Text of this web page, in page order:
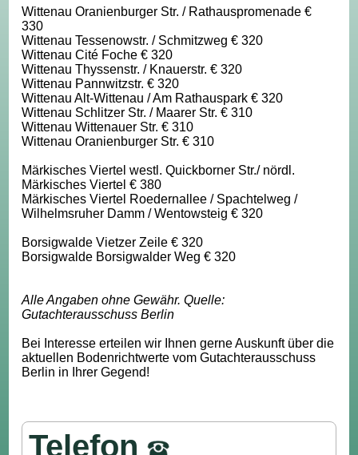
Wittenau Oranienburger Str. / Rathauspromenade €
330
Wittenau Tessenowstr. / Schmitzweg € 320
Wittenau Cité Foche € 320
Wittenau Thyssenstr. / Knauerstr. € 320
Wittenau Pannwitzstr. € 320
Wittenau Alt-Wittenau / Am Rathauspark € 320
Wittenau Schlitzer Str. / Maarer Str. € 310
Wittenau Wittenauer Str. € 310
Wittenau Oranienburger Str. € 310
Märkisches Viertel westl. Quickborner Str./ nördl.
Märkisches Viertel € 380
Märkisches Viertel Roedernallee / Spachtelweg /
Wilhelmsruher Damm / Wentowsteig € 320
Borsigwalde Vietzer Zeile € 320
Borsigwalde Borsigwalder Weg € 320
Alle Angaben ohne Gewähr. Quelle:
Gutachterausschuss Berlin
Bei Interesse erteilen wir Ihnen gerne Auskunft über die
aktuellen Bodenrichtwerte vom Gutachterausschuss
Berlin in Ihrer Gegend!
Telefon